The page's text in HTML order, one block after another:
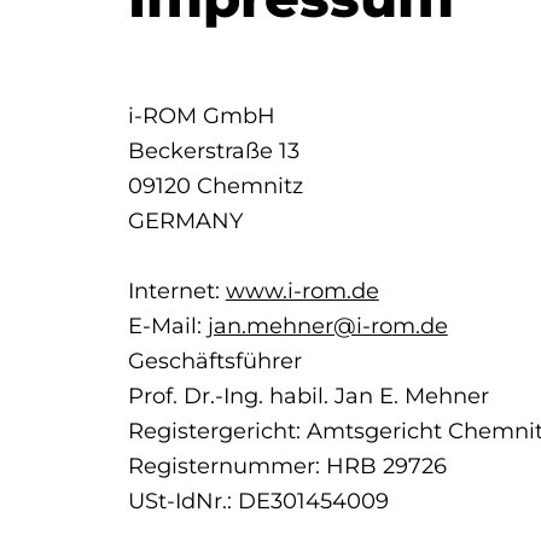
i-ROM GmbH
Beckerstraße 13
09120 Chemnitz
GERMANY
Internet: www.i-rom.de
E-Mail: jan.mehner@i-rom.de
Geschäftsführer
Prof. Dr.-Ing. habil. Jan E. Mehner
Registergericht: Amtsgericht
Registernummer: HRB 29726
USt-IdNr.: DE301454009